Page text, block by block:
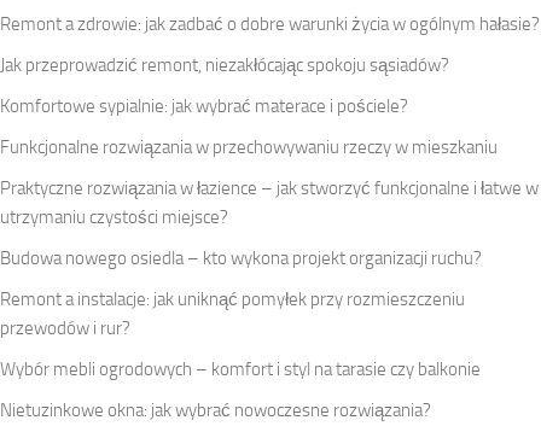
Remont a zdrowie: jak zadbać o dobre warunki życia w ogólnym hałasie?
Jak przeprowadzić remont, niezakłócając spokoju sąsiadów?
Komfortowe sypialnie: jak wybrać materace i pościele?
Funkcjonalne rozwiązania w przechowywaniu rzeczy w mieszkaniu
Praktyczne rozwiązania w łazience – jak stworzyć funkcjonalne i łatwe w
utrzymaniu czystości miejsce?
Budowa nowego osiedla – kto wykona projekt organizacji ruchu?
Remont a instalacje: jak uniknąć pomyłek przy rozmieszczeniu
przewodów i rur?
Wybór mebli ogrodowych – komfort i styl na tarasie czy balkonie
Nietuzinkowe okna: jak wybrać nowoczesne rozwiązania?